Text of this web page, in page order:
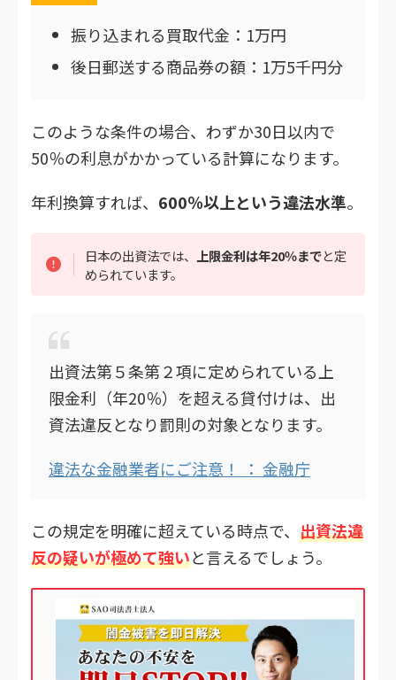
振り込まれる買取代金：1万円
後日郵送する商品券の額：1万5千円分
このような条件の場合、わずか30日以内で
50％の利息がかかっている計算になります。
年利換算すれば、 600％以上という違法水準。
日本の出資法では、 上限金利は年20％までと定
められています。
出資法第５条第２項に定められている上
限金利（年20％）を超える貸付けは、出
資法違反となり罰則の対象となります。
違法な金融業者にご注意！ ： 金融庁
この規定を明確に超えている時点で、 出資法違
反の疑いが極めて強いと言えるでしょう。